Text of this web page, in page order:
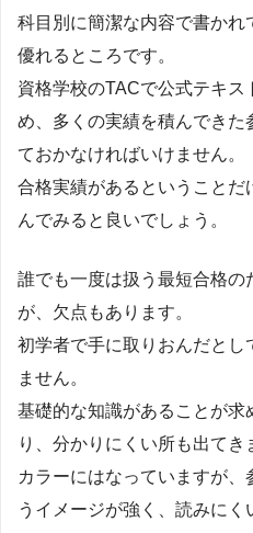
科目別に簡潔な内容で書かれ
優れるところです。
資格学校のTACで公式テキス
め、多くの実績を積んできた
ておかなければいけません。
合格実績があるということ
んでみると良いでしょう。
誰でも一度は扱う最短合格
が、欠点もあります。
初学者で手に取りおんだとし
ません。
基礎的な知識があることが求
り、分かりにくい所も出てき
カラーにはなっていますが
うイメージが強く、読みにく